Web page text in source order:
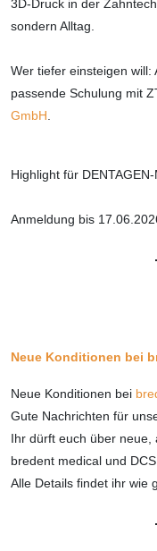
3D-Druck in der
sondern Alltag.
Wer tiefer einsteigen will:
passende Schulung mit
GmbH.
Highlight für
Anmeldung bis
Neue Konditionen bei
Neue Konditionen bei
Gute Nachrichten für
Ihr dürft euch über neue,
bredent medical und DCS
Alle Details findet ihr wie